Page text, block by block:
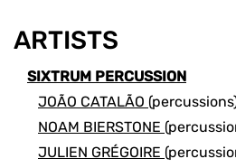
ARTISTS
SIXTRUM PERCUSSION
JOÃO CATALÃO
NOAM BIERSTONE
JULIEN GRÉGOIRE